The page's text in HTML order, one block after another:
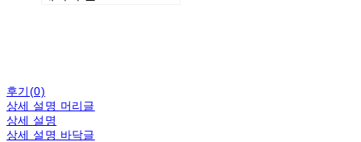
후기(0)
상세 설명 머리글
상세 설명
상세 설명 바닥글